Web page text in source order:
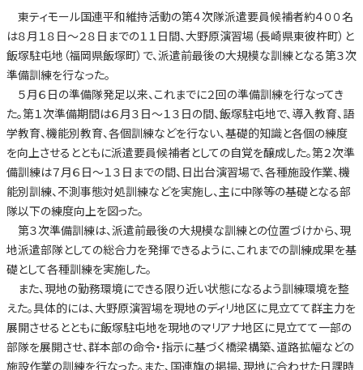
東ティモール国連平和維持活動の第４次隊派遣要員候補者約４００名
は８月１８日～２８日までの１１日間、大野原演習場（長崎県東彼杵町）と
飯塚駐屯地（福岡県飯塚町）で、派遣前最後の大規模な訓練となる第３次
準備訓練を行なった。
５月６日の準備隊発足以来、これまでに２回の準備訓練を行なってき
た。第１次準備期間は６月３日～１３日の間、飯塚駐屯地で、導入教育、語
学教育、機能別教育、各個訓練などを行ない、基礎的知識と各個の練度
を向上させるとともに派遣要員候補者としての自覚を醸成した。第２次準
備訓練は７月６日～１３日までの間、日出台演習場で、各種施設作業、機
能別訓練、不測事態対処訓練などを実施し、主に中隊等の基礎となる部
隊以下の練度向上を図った。
第３次準備訓練は、派遣前最後の大規模な訓練との位置づけから、現
地派遣部隊としての総合力を発揮できるように、これまでの訓練成果を基
礎として各種訓練を実施した。
また、現地の勤務環境にできる限り近い状態になるよう訓練環境を整
えた。具体的には、大野原演習場を現地のディリ地区に見立てて群主力を
展開させるとともに飯塚駐屯地を現地のマリアナ地区に見立てて一部の
部隊を展開させ、群本部の命令・指示に基づく橋梁構築、道路拡幅などの
施設作業の訓練を行なった。また、国連旗の掲揚、現地に合わせた日課時